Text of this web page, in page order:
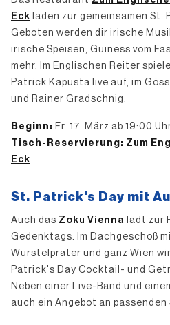
Eck laden zur gemeinsamen St.
Geboten werden dir irische
irische Speisen, Guiness vom
mehr. Im Englischen Reiter
Patrick Kapusta live auf, im
und Rainer Gradschnig.
Beginn: Fr. 17. März ab 19:00
Tisch-Reservierung: Zum
Eck
St. Patrick's Day mit
Auch das Zoku Vienna
lädt zur
Gedenktags. Im Dachgeschoß
Wurstelprater und ganz Wien
Patrick's Day Cocktail- und
Neben einer Live-Band und
auch ein Angebot an passenden